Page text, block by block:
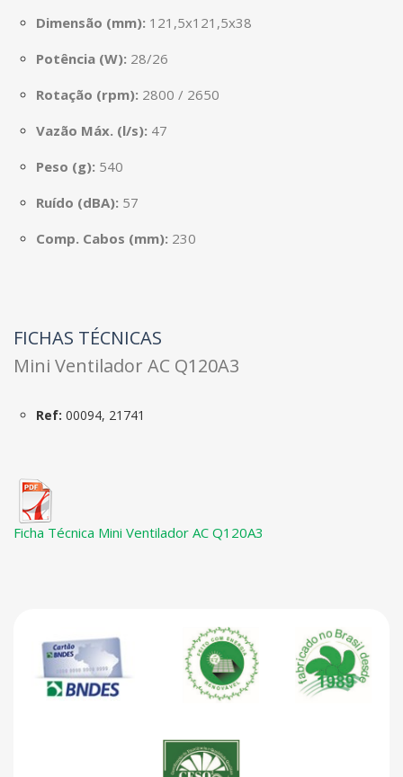
Dimensão (mm): 121,5x121,5x38
Potência (W): 28/26
Rotação (rpm): 2800 / 2650
Vazão Máx. (l/s): 47
Peso (g): 540
Ruído (dBA): 57
Comp. Cabos (mm): 230
FICHAS TÉCNICAS
Mini Ventilador AC Q120A3
Ref: 00094, 21741
Ficha Técnica Mini Ventilador AC Q120A3